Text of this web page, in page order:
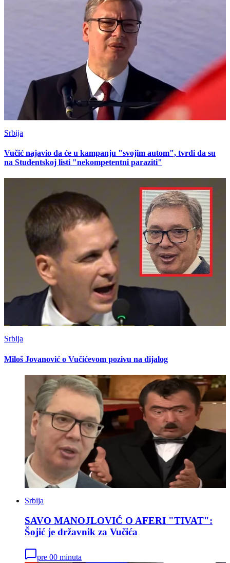
Srbija
Vučić najavio da će u kampanju "svojim autom", tvrdi da su
na Studentskoj listi "nekompetentni paraziti"
Srbija
Miloš Jovanović o Vučićevom pozivu na dijalog
Srbija
SAVO MANOJLOVIĆ O AFERI "TIVAT":
Šojić je državnik za Vučića
pre 00 minuta